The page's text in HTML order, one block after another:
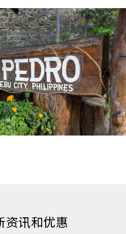
资讯和优惠